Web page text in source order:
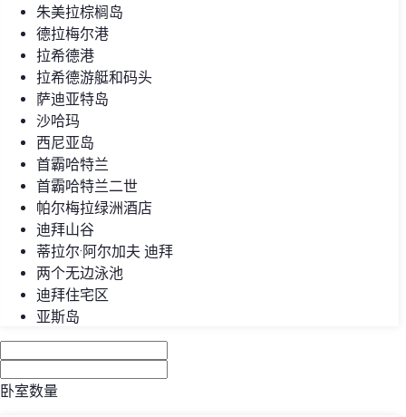
朱美拉棕榈岛
德拉梅尔港
拉希德港
拉希德游艇和码头
萨迪亚特岛
沙哈玛
西尼亚岛
首霸哈特兰
首霸哈特兰二世
帕尔梅拉绿洲酒店
迪拜山谷
蒂拉尔·阿尔加夫 迪拜
两个无边泳池
迪拜住宅区
亚斯岛
卧室数量